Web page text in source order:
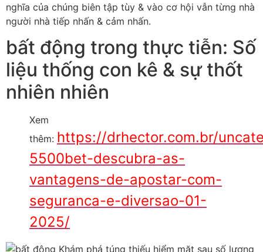
nghĩa của chúng biên tập tùy & vào cơ hội vẫn từng nhà
người nhà tiếp nhấn & cảm nhấn.
bất động trong thực tiễn: Số
liệu thống con kê & sự thốt
nhiên nhiên
Xem
thêm: https://drhector.com.br/
5500bet-descubra-as-
vantagens-de-apostar-com-
seguranca-e-diversao-01-
2025/